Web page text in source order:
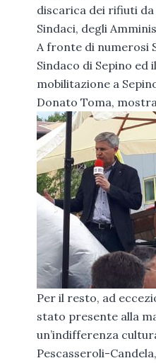
discarica dei rifiuti
Sindaci, degli
A fronte di numerosi
Sindaco di Sepino ed
mobilitazione a
Donato Toma,
Per il resto, ad
stato presente alla
un’indifferenza
Pescasseroli-